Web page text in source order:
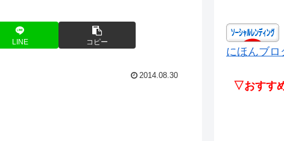
LINE コピー
2014.08.30
にほんブロ
▽おすす